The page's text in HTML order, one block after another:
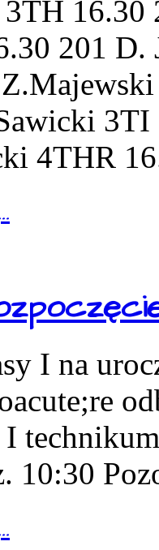
16.30
201
4THR
I na
10:30